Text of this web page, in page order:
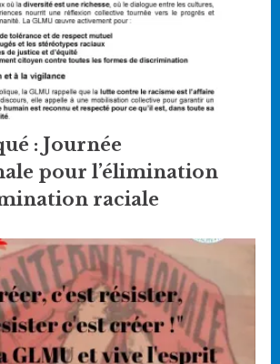
: Journée
pour l’élimination
raciale